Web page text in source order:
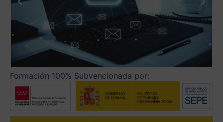
Formación 100% Subvencionada por: